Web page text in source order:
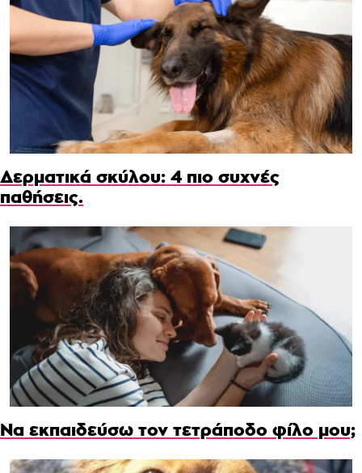
Δερματικά σκύλου: 4 πιο συχνές
παθήσεις.
Να εκπαιδεύσω τον τετράποδο φίλο μου;